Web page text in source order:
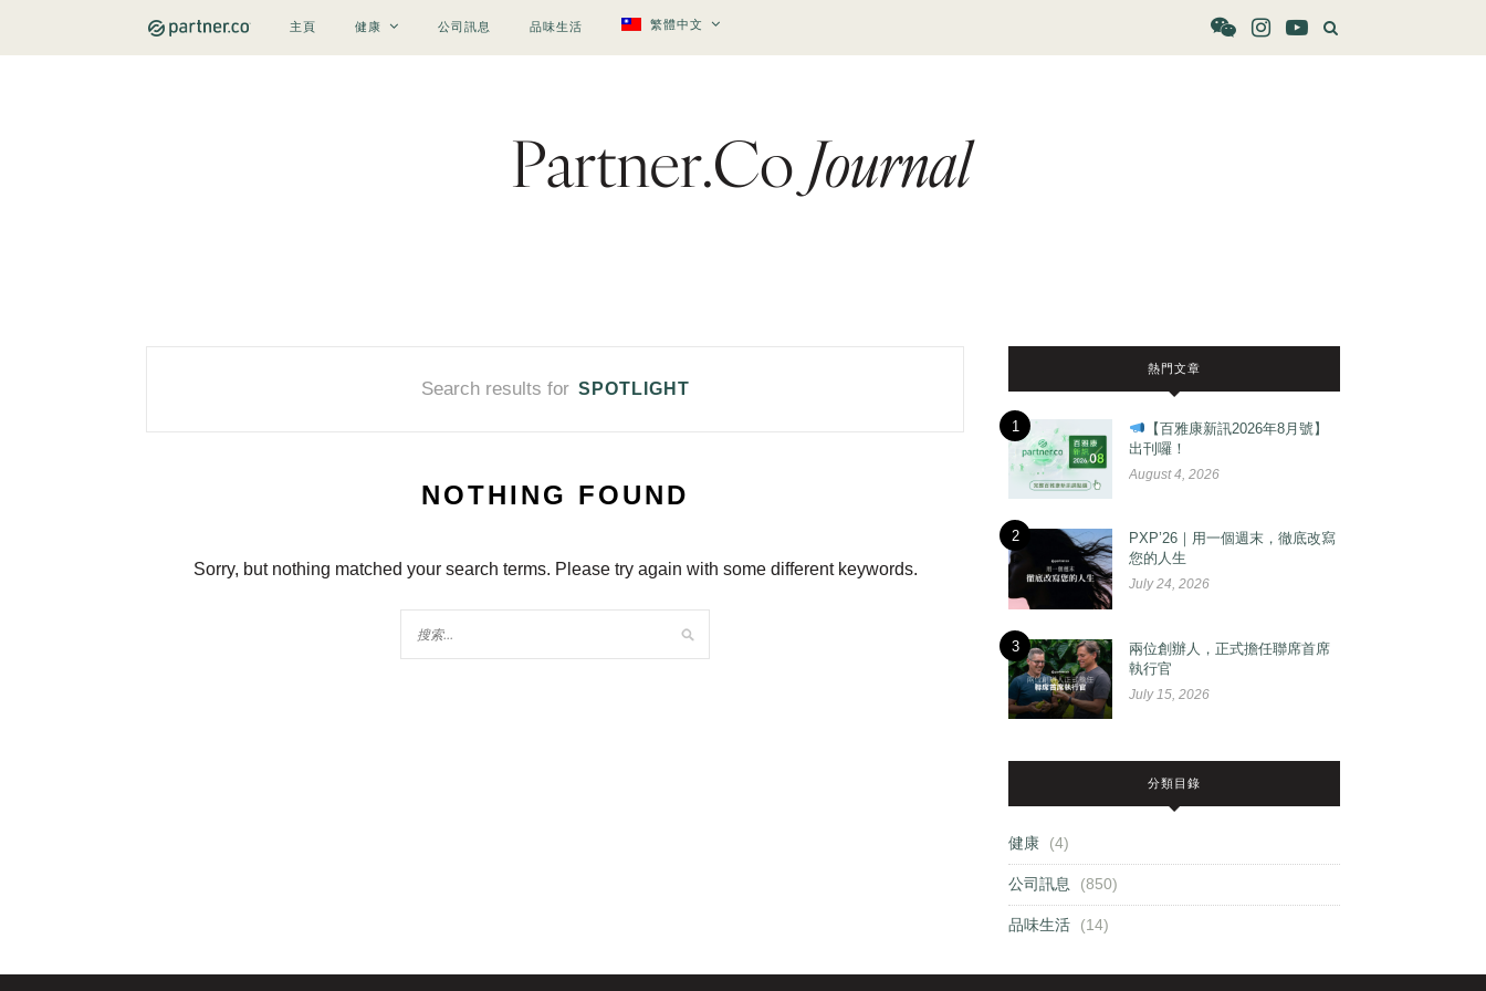
主頁 健康 公司訊息 品味生活 繁體中文
Search results for SPOTLIGHT
NOTHING FOUND
Sorry, but nothing matched your search terms. Please try again with some different keywords.
熱門文章
1
【百雅康新訊2026年8月號】
出刊囉！
August 4, 2026
2
PXP’26｜用一個週末，徹底改寫
您的人生
July 24, 2026
3
兩位創辦人，正式擔任聯席首席
執行官
July 15, 2026
分類目錄
健康 (4)
公司訊息 (850)
品味生活 (14)